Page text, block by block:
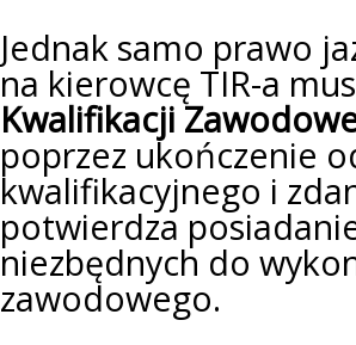
Jednak samo prawo
na kierowcę TIR-a
Kwalifikacji
poprzez ukończenie
kwalifikacyjnego i
potwierdza
niezbędnych do
zawodowego.